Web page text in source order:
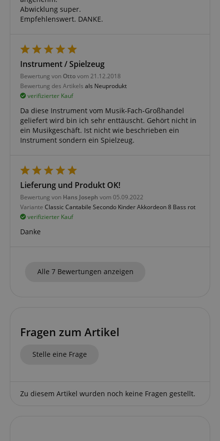
Abwicklung super.
Empfehlenswert. DANKE.
Instrument / Spielzeug
Bewertung von Ottovom 21.12.2018
Bewertung des Artikels als Neuprodukt
verifizierter Kauf
Da diese Instrument vom Musik-Fach-Großhandel
geliefert wird bin ich sehr enttäuscht. Gehört nicht in
ein Musikgeschäft. Ist nicht wie beschrieben ein
Instrument sondern ein Spielzeug.
Lieferung und Produkt OK!
Bewertung von Hans Joseph vom 05.09.2022
Variante Classic Cantabile Secondo Kinder Akkordeon 8 Bass rot
verifizierter Kauf
Danke
Alle 7 Bewertungen anzeigen
Fragen zum Artikel
Stelle eine Frage
Zu diesem Artikel wurden noch keine Fragen gestellt.
Notwendig Statistik
Die durch diese Services gesammelten Daten
werden gebraucht, um die technische Performance
der Website zu gewährleisten, dir grundlegende
Einkaufs-Funktionen bereitzustellen, das Einkaufen
bei uns sicher zu machen und um Betrug zu
verhindern. Immer eingeschaltet.
Cookie
Anbieter / Domain
FPGSID
.kirstein.de
apay-session-set
Amazon.com Inc.
Datenschutzerklärung